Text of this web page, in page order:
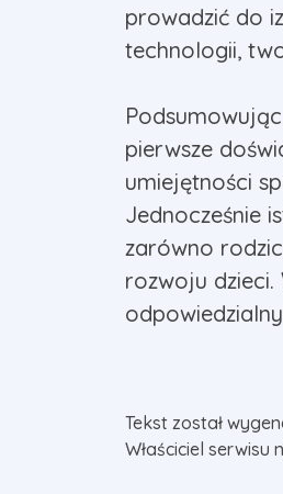
prowadzić do
technologii,
pierwsze
umiejętności
Jednocześnie
zarówno
rozwoju dzieci.
Tekst został
Właściciel serwisu